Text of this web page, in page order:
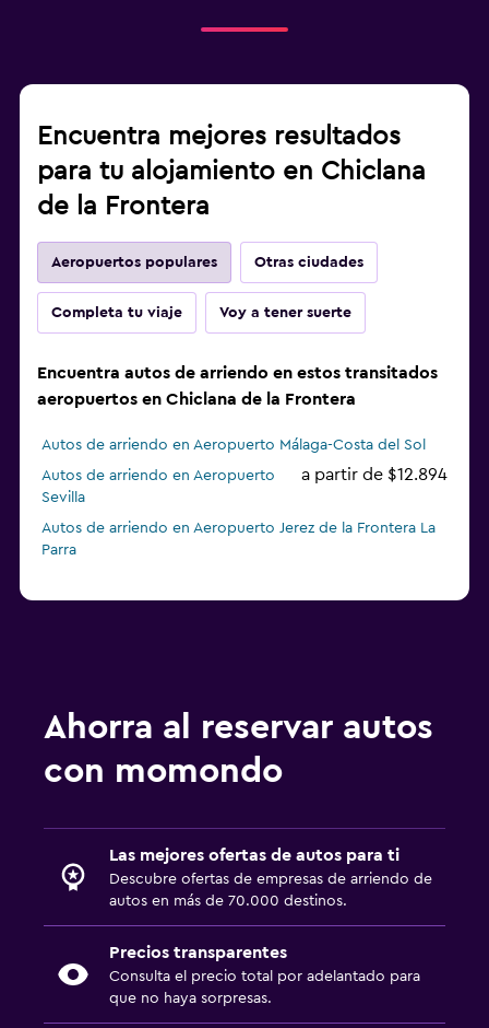
Encuentra mejores resultados
para tu alojamiento en Chiclana
de la Frontera
Aeropuertos populares Otras ciudades
Completa tu viaje Voy a tener suerte
Encuentra autos de arriendo en estos transitados
aeropuertos en Chiclana de la Frontera
Autos de arriendo en Aeropuerto Málaga-Costa del Sol
Autos de arriendo en Aeropuerto
Sevilla
a partir de $12.894
Autos de arriendo en Aeropuerto Jerez de la Frontera La
Parra
Ahorra al reservar autos
con momondo
Las mejores ofertas de autos para ti
Descubre ofertas de empresas de arriendo de
autos en más de 70.000 destinos.
Precios transparentes
Consulta el precio total por adelantado para
que no haya sorpresas.